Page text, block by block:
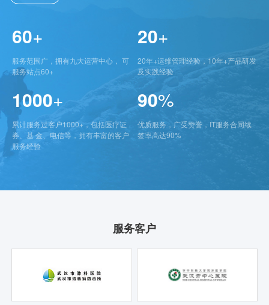
60+
服务范围广，拥有九大运营中心， 可
服务站点60+
20+
20年+运维管理经验，10年+产品研发
及实践经验
1000+
累计服务过客户1000+，包括医疗证
券、基 金、电信等，拥有丰富的客户
服务经验
90%
优质服务，广受赞誉，IT服务合同续
签率高达90%
服务客户